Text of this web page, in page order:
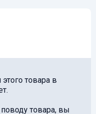
товара в
товара, вы